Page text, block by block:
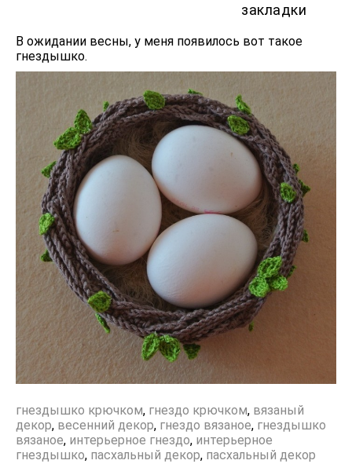
закладки
В ожидании весны, у меня появилось вот такое
гнездышко.
гнездышко крючком, гнездо крючком, вязаный
декор, весенний декор, гнездо вязаное, гнездышко
вязаное, интерьерное гнездо, интерьерное
гнездышко, пасхальный декор, пасхальный декор